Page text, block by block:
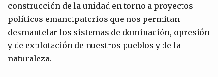
construcción de la unidad en torno a proyectos
políticos emancipatorios que nos permitan
desmantelar los sistemas de dominación, opresión
y de explotación de nuestros pueblos y de la
naturaleza.